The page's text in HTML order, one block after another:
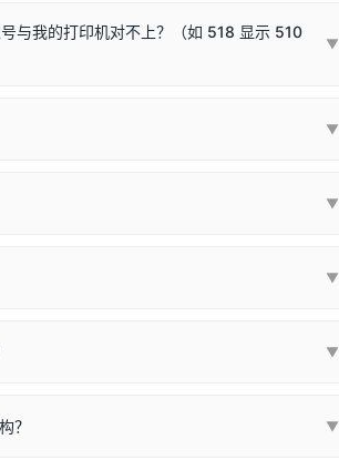
安全校验。）
【扫描检测硬件改动】刷新硬件列表。
坞；
的高发诱因。
与我的打印机对不上？（如 518 显示 510
▼
**外观和配置稍有不同，但内部核心芯片和打
**。命名时，通常会采用这个系列中的**基础款
名称通常显示为
常显示为
▼
璃面板上，按下带有复印标识
，建议联系售后或商家。
▼
使用打印机」 ▼
墨打印机可能墨盒干涸、喷头堵塞。
▼
此连接模式最稳定）
？ ▼